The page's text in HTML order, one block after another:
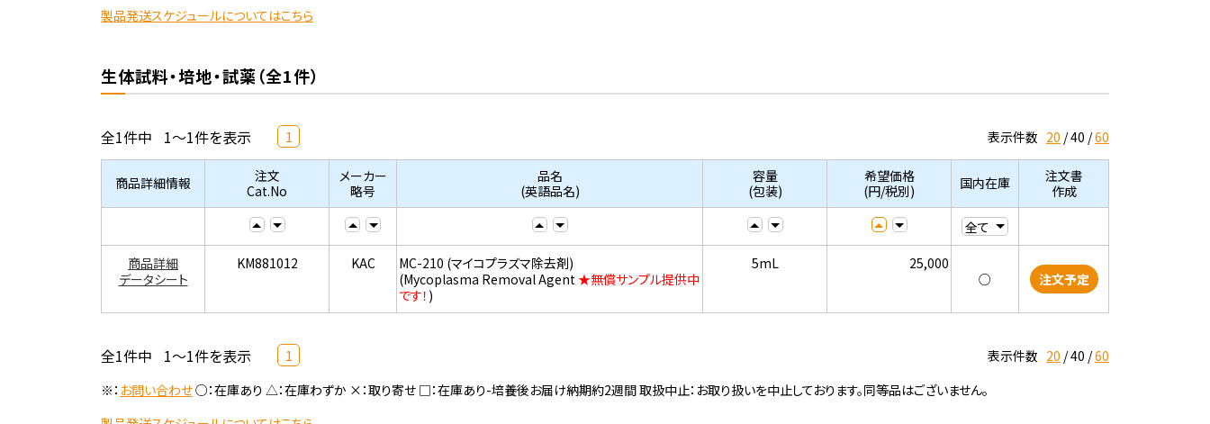
製品発送スケジュールについてはこちら
生体試料・培地・試薬（全1件）
全1件中 1～1件を表示 1 表示件数 20 40 60
商品詳細情報
注文
Cat.No
メーカー
略号
品名
(英語品名)
容量
(包装)
希望価格
(円/税別)
国内在庫
注文書
作成
商品詳細
データシート
KM881012 KAC
MC-210 (マイコプラズマ除去剤)
(Mycoplasma Removal Agent★無償サンプル提供中
です！ )
5mL
25,000
○
注文予定
全1件中 1～1件を表示 1 表示件数 20 40 60
※： お問い合わせ○：在庫あり △：在庫わずか ×：取り寄せ □：在庫あり-培養後お届け納期約2週間 取扱中止：お取り扱いを中止しております。同等品はございません。